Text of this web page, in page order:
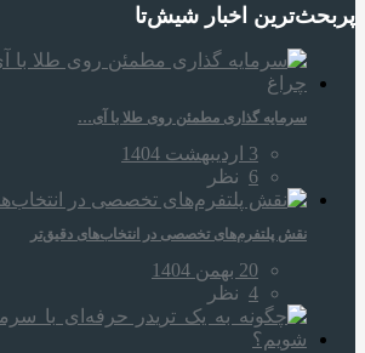
پربحث‌ترین اخبار شیش‌تا
سرمایه‌ گذاری مطمئن روی طلا با آی…
3 اردیبهشت 1404
6 نظر
نقش پلتفرم‌های تخصصی در انتخاب‌های دقیق‌تر
20 بهمن 1404
4 نظر